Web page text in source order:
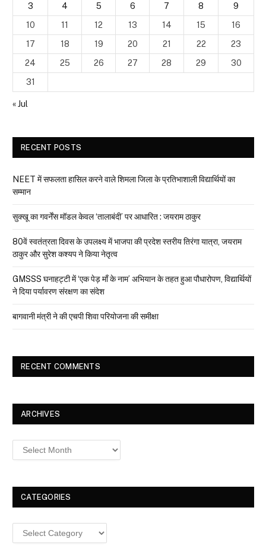
3
4 5 6 7 8
9
10
11 12 13 14 15
16
17
18 19 20 21 22
23
24
25 26 27 28 29
30
31
« Jul
RECENT POSTS
NEET में सफलता हासिल करने वाले शिमला जिला के प्रतिभाशाली विद्यार्थियों का
सम्मान
सुक्खू का गवर्नेंस मॉडल केवल ‘तालाबंदी’ पर आधारित : जयराम ठाकुर
80वें स्वतंत्रता दिवस के उपलक्ष्य में भाजपा की प्रदेश स्तरीय तिरंगा यात्रा, जयराम
ठाकुर और सुरेश कश्यप ने किया नेतृत्व
GMSSS घनाहट्टी में ‘एक पेड़ माँ के नाम’ अभियान के तहत हुआ पौधारोपण, विद्यार्थियों
ने दिया पर्यावरण संरक्षण का संदेश
बागवानी मंत्री ने की एचपी शिवा परियोजना की समीक्षा
RECENT COMMENTS
ARCHIVES
Archives
CATEGORIES
Categories